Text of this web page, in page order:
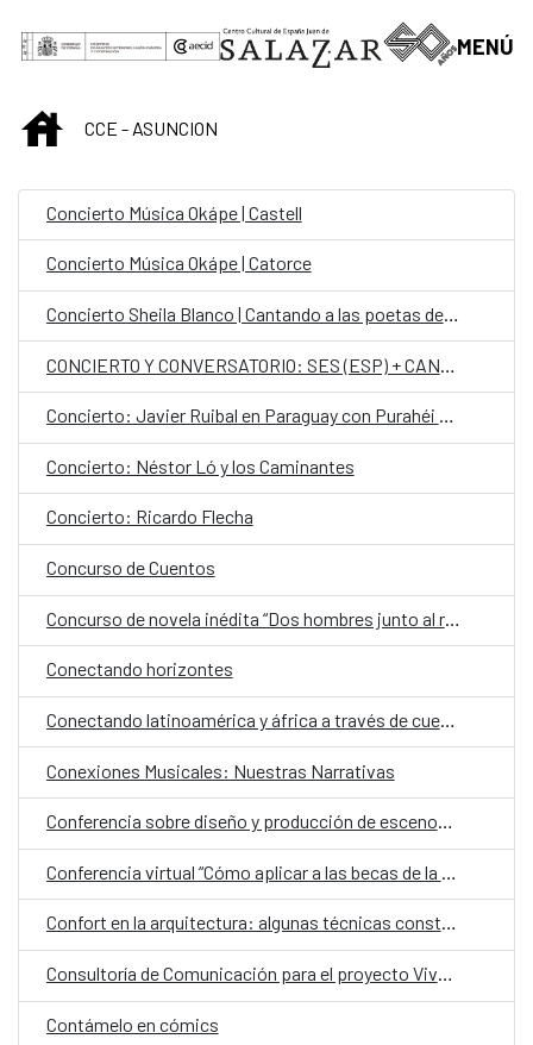
MENÚ
INICIOCCE - ASUNCION
Concierto Música Okápe | Castell
Concierto Música Okápe | Catorce
Concierto Sheila Blanco | Cantando a las poetas del 27
Concierto: Javier Ruibal en Paraguay con Purahéi Soul
Concierto: Néstor Ló y los Caminantes
Concierto: Ricardo Flecha
Concurso de Cuentos
Concurso de novela inédita “Dos hombres junto al río”
Conectando horizontes
Conectando latinoamérica y áfrica a través de cuentos de misterios
Conexiones Musicales: Nuestras Narrativas
Conferencia sobre diseño y producción de escenografía contemporánea
Conferencia virtual “Cómo aplicar a las becas de la Fundación Carolina”
Confort en la arquitectura: algunas técnicas constructivas
Consultoría de Comunicación para el proyecto Viva el Parque Caballero
Contámelo en cómics